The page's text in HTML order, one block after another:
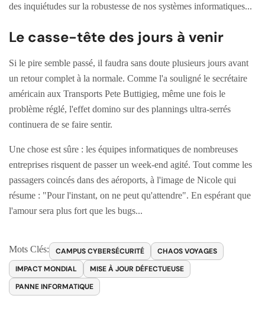
des inquiétudes sur la robustesse de nos systèmes informatiques...
Le casse-tête des jours à venir
Si le pire semble passé, il faudra sans doute plusieurs jours avant
un retour complet à la normale. Comme l'a souligné le secrétaire
américain aux Transports Pete Buttigieg, même une fois le
problème réglé, l'effet domino sur des plannings ultra-serrés
continuera de se faire sentir.
Une chose est sûre : les équipes informatiques de nombreuses
entreprises risquent de passer un week-end agité. Tout comme les
passagers coincés dans des aéroports, à l'image de Nicole qui
résume : "Pour l'instant, on ne peut qu'attendre". En espérant que
l'amour sera plus fort que les bugs...
Mots Clés: CAMPUS CYBERSÉCURITÉ
CHAOS VOYAGES
IMPACT MONDIAL
MISE À JOUR DÉFECTUEUSE
PANNE INFORMATIQUE